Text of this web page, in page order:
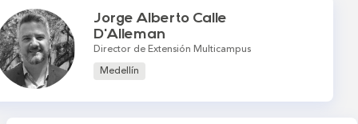
Jorge Alberto Calle
D'Alleman
Director de Extensión Multicampus
Medellín